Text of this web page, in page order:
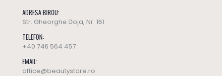
ADRESA BIROU:
Str. Gheorghe Doja, Nr. 161
TELEFON:
+40 746 564 457
EMAIL:
office@beautystore.ro